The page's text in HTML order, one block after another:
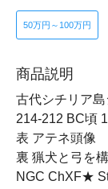
50万円～100万円
商品説明
古代シチリア
214-212 BC頃
表 アテネ頭像
裏 猟犬と弓を
NGC ChXF★